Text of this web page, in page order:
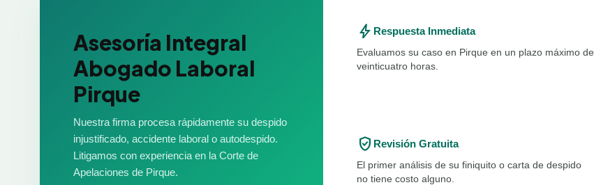
Asesoría Integral
Abogado Laboral
Pirque
Nuestra firma procesa rápidamente su despido
injustificado, accidente laboral o autodespido.
Litigamos con experiencia en la Corte de
Apelaciones de Pirque.
bolt Respuesta Inmediata
Evaluamos su caso en Pirque en un plazo máximo de
veinticuatro horas.
verified_user Revisión Gratuita
El primer análisis de su finiquito o carta de despido
no tiene costo alguno.